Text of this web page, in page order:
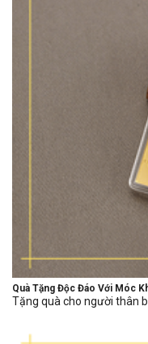
Quà Tặng Độc Đáo Với Móc
Tặng quà cho người thân